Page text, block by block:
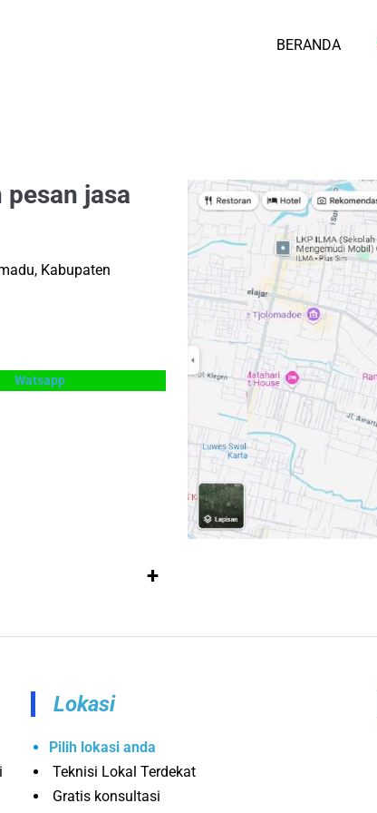
BERANDA
jasa
Kabupaten
Watsapp
+
Lokasi
Pilih lokasi anda
Teknisi Lokal Terdekat
Gratis konsultasi